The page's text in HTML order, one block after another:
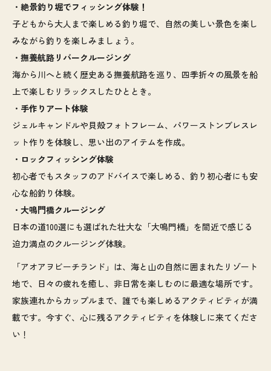
・ 絶景釣り堀でフィッシング体験！
子どもから大人まで楽しめる釣り堀で、自然の美しい景色を楽し
みながら釣りを楽しみましょう。
・ 撫養航路リバークルージング
海から川へと続く歴史ある撫養航路を巡り、四季折々の風景を船
上で楽しむリラックスしたひととき。
・ 手作りアート体験
ジェルキャンドルや貝殻フォトフレーム、パワーストンブレスレ
ット作りを体験し、思い出のアイテムを作成。
・ ロックフィッシング体験
初心者でもスタッフのアドバイスで楽しめる、釣り初心者にも安
心な船釣り体験。
・ 大鳴門橋クルージング
日本の道100選にも選ばれた壮大な「大鳴門橋」を間近で感じる
迫力満点のクルージング体験。
「アオアヲビーチランド」は、海と山の自然に囲まれたリゾート
地で、日々の疲れを癒し、非日常を楽しむのに最適な場所です。
家族連れからカップルまで、誰でも楽しめるアクティビティが満
載です。今すぐ、心に残るアクティビティを体験しに来てくださ
い！